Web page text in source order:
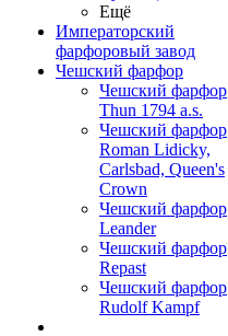
Ещё
Императорский
фарфоровый завод
Чешский фарфор
Чешский фарфор
Thun 1794 a.s.
Чешский фарфор
Roman Lidicky,
Carlsbad, Queen's
Crown
Чешский фарфор
Leander
Чешский фарфор
Repast
Чешский фарфор
Rudolf Kampf